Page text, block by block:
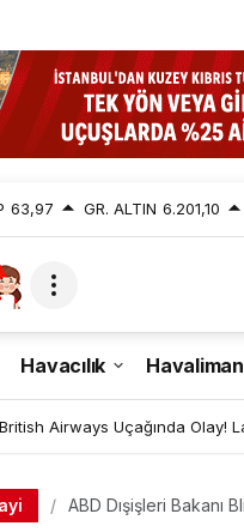
63,97 GR. ALTIN 6.201,10
Havacılık
Sydney Havalimanı’nda Uçaklar
ABD Dışişleri Bakanı